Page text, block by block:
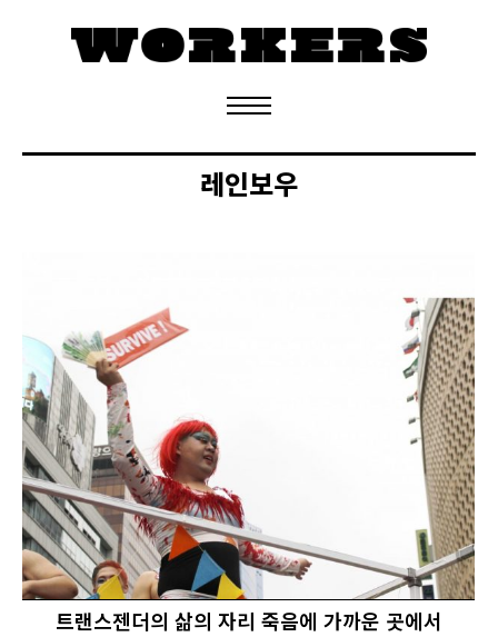
정기구독 신청
레인보우
트랜스젠더의 삶의 자리 죽음에 가까운 곳에서